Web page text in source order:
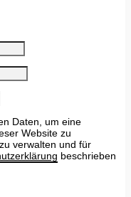
Daten, um eine
Website zu
verwalten und für
beschrieben